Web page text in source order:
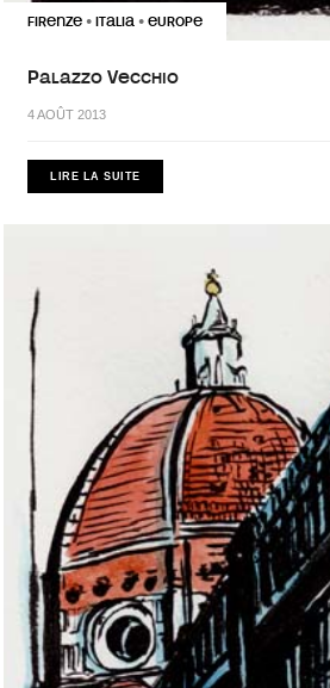
FIRENZE • ITALIA • EUROPE
Palazzo Vecchio
4 AOÛT 2013
LIRE LA SUITE